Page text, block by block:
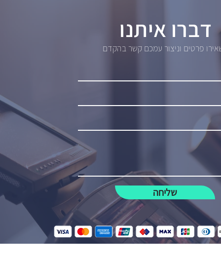
דברו איתנו
פרטים וניצור עמכם קשר בהקדם
שליחה